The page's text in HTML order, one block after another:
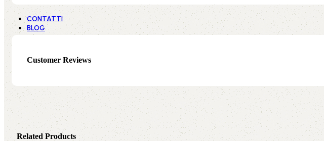
CONTATTI
BLOG
Customer Reviews
Related Products